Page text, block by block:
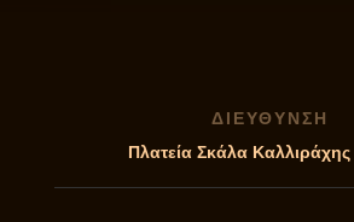
ΔΙΕΥΘΥΝΣΗ
Πλατεία Σκάλα